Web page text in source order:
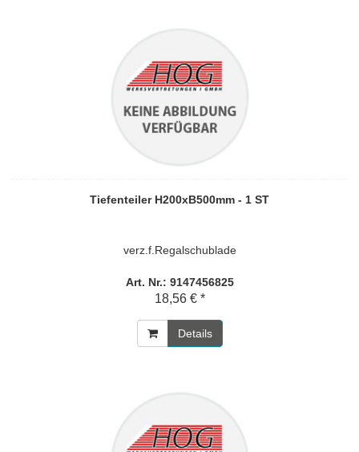
Tiefenteiler H200xB500mm - 1 ST
verz.f.Regalschublade
Art. Nr.: 9147456825
18,56 € *
Details